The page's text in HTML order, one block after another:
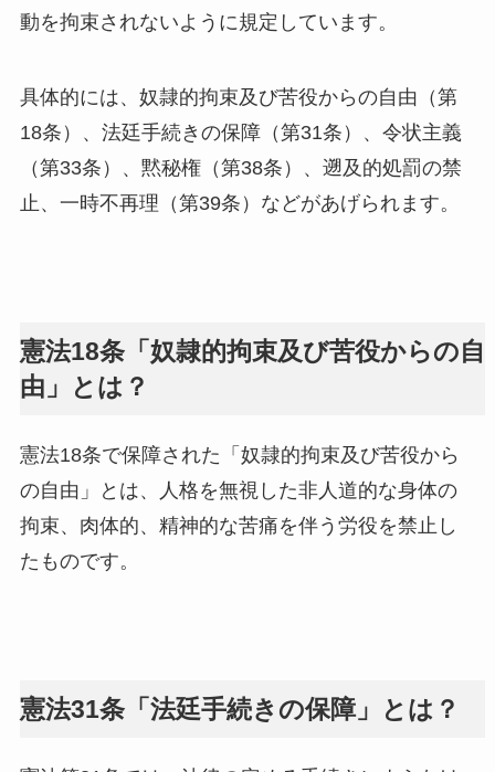
動を拘束されないように規定しています。
具体的には、奴隷的拘束及び苦役からの自由（第
18条）、法廷手続きの保障（第31条）、令状主義
（第33条）、黙秘権（第38条）、遡及的処罰の禁
止、一時不再理（第39条）などがあげられます。
憲法18条「奴隷的拘束及び苦役からの自
由」とは？
憲法18条で保障された「奴隷的拘束及び苦役から
の自由」とは、人格を無視した非人道的な身体の
拘束、肉体的、精神的な苦痛を伴う労役を禁止し
たものです。
憲法31条「法廷手続きの保障」とは？